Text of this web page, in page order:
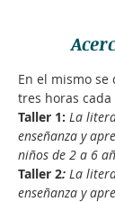
En el mismo
tres horas cada
Taller 1: La
enseñanza y
niños de 2 a 6
Taller 2: La
enseñanza y